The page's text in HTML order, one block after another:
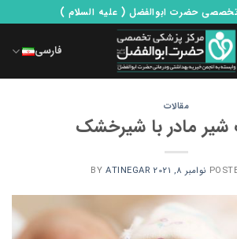
حضرت ابوالفضل ( علیه السلام )
فارسی
مقالات
شیر مادر با شیرخشک
نوامبر 8, 2021 BYATINEGAR